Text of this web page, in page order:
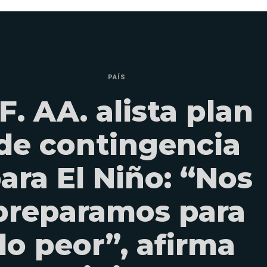
PAÍS
AA. alista plan
contingencia
El Niño: “Nos
para
peor”, afirma